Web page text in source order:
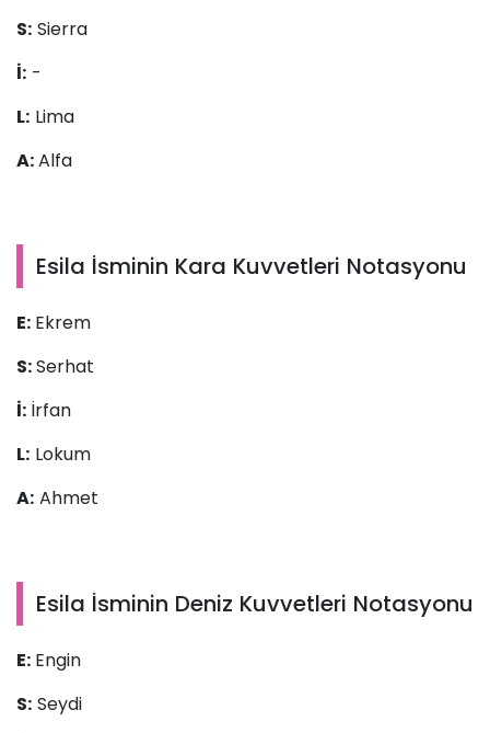
S: Sierra
İ: -
L: Lima
A:Alfa
Esila İsminin Kara Kuvvetleri Notasyonu
E: Ekrem
S:Serhat
İ: İrfan
L: Lokum
A: Ahmet
Esila İsminin Deniz Kuvvetleri Notasyonu
E: Engin
S: Seydi